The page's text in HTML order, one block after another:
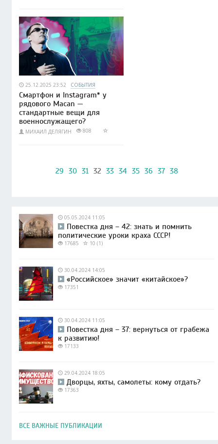
25.12.2025 23:52 СОБЫТИЯ
Смартфон и Instagram* у
рядового Macan —
стандартные вещи для
военнослужащего?
МИХАИЛ ДЕЛЯГИН 808
29 30 31 32 33 34 35 36 37 38
05.05.2024 11:05
Повестка дня – 42: знать и помнить
политические уроки краха СССР!
17685 10 (1)
30.04.2024 14:05
«Российское» значит «китайское»?
17351
30.04.2024 11:05
Повестка дня – 37: вернуться от грабежа
к развитию!
17133
29.04.2024 18:05
Дворцы, яхты, самолеты: кому отдать?
17363
ВСЕ ВАЖНЫЕ ПУБЛИКАЦИИ